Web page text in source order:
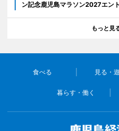
ン記念鹿児島マラソン2027エン
もっと見
食べる 見る・
暮らす・働く